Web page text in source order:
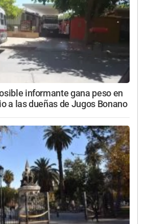
informante gana peso en
a las dueñas de Jugos Bonano